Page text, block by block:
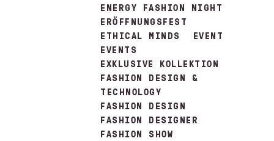
ENERGY FASHION NIGHT
ERÖFFNUNGSFEST
ETHICAL MINDS
EVENT
EVENTS
EXKLUSIVE KOLLEKTION
FASHION DESIGN &
TECHNOLOGY
FASHION DESIGN
FASHION DESIGNER
FASHION SHOW